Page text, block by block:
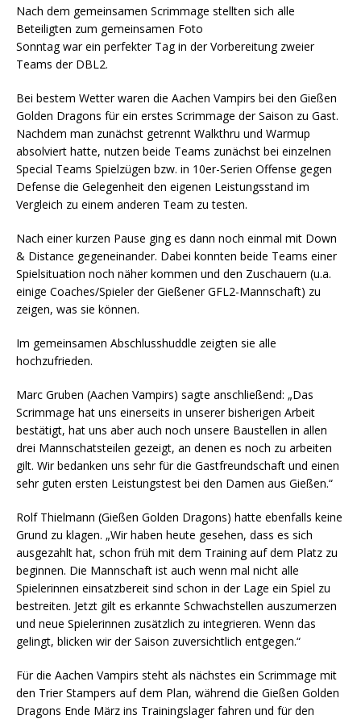
Nach dem gemeinsamen Scrimmage stellten sich alle
Beteiligten zum gemeinsamen Foto
Sonntag war ein perfekter Tag in der Vorbereitung zweier
Teams der DBL2.
Bei bestem Wetter waren die Aachen Vampirs bei den Gießen
Golden Dragons für ein erstes Scrimmage der Saison zu Gast.
Nachdem man zunächst getrennt Walkthru und Warmup
absolviert hatte, nutzen beide Teams zunächst bei einzelnen
Special Teams Spielzügen bzw. in 10er-Serien Offense gegen
Defense die Gelegenheit den eigenen Leistungsstand im
Vergleich zu einem anderen Team zu testen.
Nach einer kurzen Pause ging es dann noch einmal mit Down
& Distance gegeneinander. Dabei konnten beide Teams einer
Spielsituation noch näher kommen und den Zuschauern (u.a.
einige Coaches/Spieler der Gießener GFL2-Mannschaft) zu
zeigen, was sie können.
Im gemeinsamen Abschlusshuddle zeigten sie alle
hochzufrieden.
Marc Gruben (Aachen Vampirs) sagte anschließend: „Das
Scrimmage hat uns einerseits in unserer bisherigen Arbeit
bestätigt, hat uns aber auch noch unsere Baustellen in allen
drei Mannschatsteilen gezeigt, an denen es noch zu arbeiten
gilt. Wir bedanken uns sehr für die Gastfreundschaft und einen
sehr guten ersten Leistungstest bei den Damen aus Gießen.“
Rolf Thielmann (Gießen Golden Dragons) hatte ebenfalls keine
Grund zu klagen. „Wir haben heute gesehen, dass es sich
ausgezahlt hat, schon früh mit dem Training auf dem Platz zu
beginnen. Die Mannschaft ist auch wenn mal nicht alle
Spielerinnen einsatzbereit sind schon in der Lage ein Spiel zu
bestreiten. Jetzt gilt es erkannte Schwachstellen auszumerzen
und neue Spielerinnen zusätzlich zu integrieren. Wenn das
gelingt, blicken wir der Saison zuversichtlich entgegen.“
Für die Aachen Vampirs steht als nächstes ein Scrimmage mit
den Trier Stampers auf dem Plan, während die Gießen Golden
Dragons Ende März ins Trainingslager fahren und für den